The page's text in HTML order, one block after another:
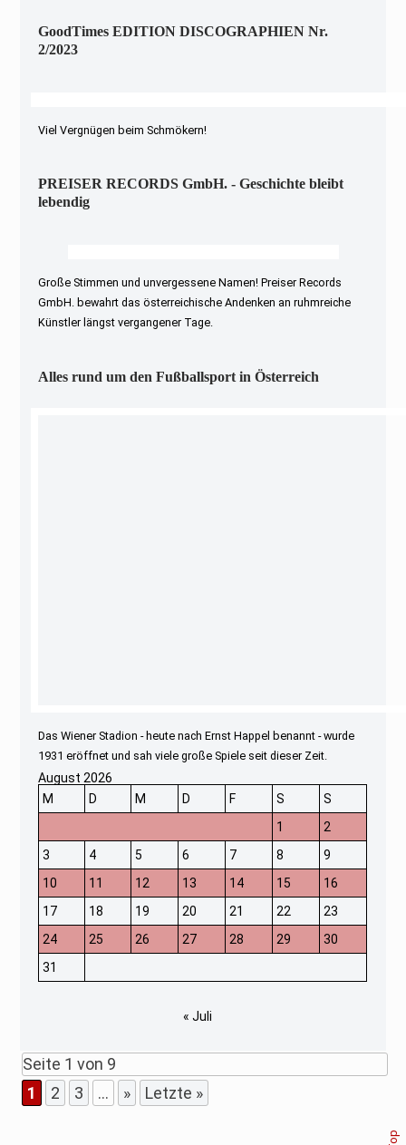
GoodTimes EDITION DISCOGRAPHIEN Nr.
2/2023
Viel Vergnügen beim Schmökern!
PREISER RECORDS GmbH. - Geschichte bleibt
lebendig
Große Stimmen und unvergessene Namen! Preiser Records
GmbH. bewahrt das österreichische Andenken an ruhmreiche
Künstler längst vergangener Tage.
Alles rund um den Fußballsport in Österreich
Das Wiener Stadion - heute nach Ernst Happel benannt - wurde
1931 eröffnet und sah viele große Spiele seit dieser Zeit.
August 2026
M
D M D F S
S
1
2
3
4 5 6 7 8
9
10
11 12 13 14 15
16
17
18 19 20 21 22
23
24
25 26 27 28 29
30
31
« Juli
Seite 1 von 9
1
2 3 ... » Letzte »